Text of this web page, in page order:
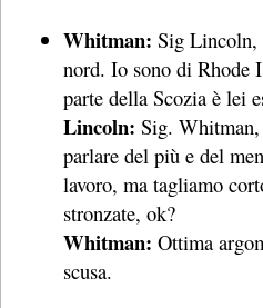
Whitman:Sig Lincoln,
nord. Io sono di Rhode
parte della Scozia è lei
Lincoln: Sig.
parlare del più e del
lavoro, ma tagliamo
stronzate, ok?
Whitman:Ottima
scusa.